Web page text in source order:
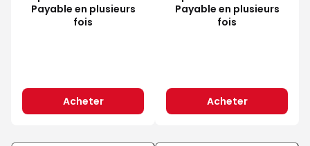
Payable en plusieurs
fois
Acheter
Payable en plusieurs
fois
Acheter